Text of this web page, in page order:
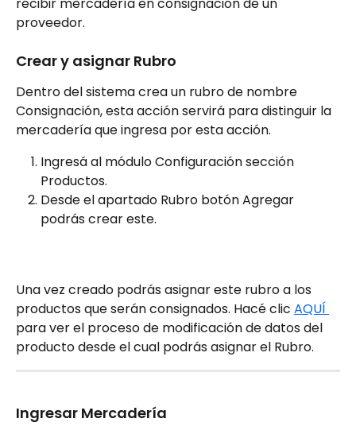
proveedor.
Crear y asignar Rubro
Dentro del sistema crea un rubro de nombre
Consignación, esta acción servirá para distinguir la
mercadería que ingresa por esta acción.
Ingresá al módulo Configuración sección
Productos.
Desde el apartado Rubro botón Agregar
podrás crear este.
Una vez creado podrás asignar este rubro a los
productos que serán consignados. Hacé clic AQUÍ
para ver el proceso de modificación de datos del
producto desde el cual podrás asignar el Rubro.
Ingresar Mercadería